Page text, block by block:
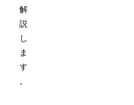
解
説
し
ま
す
。